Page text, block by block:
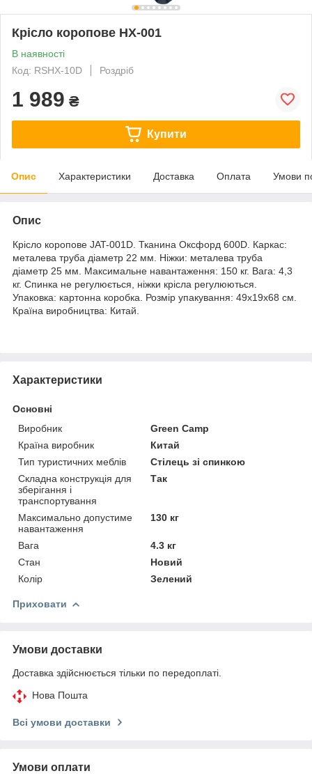
Крісло коропове HX-001
В наявності
Код: RSHX-10D
Роздріб
1 989 ₴
Купити
Опис Характеристики Доставка Оплата Умови
Опис
Крісло коропове JAT-001D. Тканина Оксфорд 600D. Каркас:
металева труба діаметр 22 мм. Ніжки: металева труба
діаметр 25 мм. Максимальне навантаження: 150 кг. Вага: 4,3
кг. Спинка не регулюється, ніжки крісла регулюються.
Упаковка: картонна коробка. Розмір упакування: 49х19х68 см.
Країна виробництва: Китай.
Характеристики
Основні
Виробник
Green Camp
Країна виробник
Китай
Тип туристичних меблів
Стілець зі спинкою
Складна конструкція для
зберігання і
транспортування
Так
Максимально допустиме
навантаження
130 кг
Вага
4.3 кг
Стан
Новий
Колір
Зелений
Приховати
Умови доставки
Доставка здійснюється тільки по передоплаті.
Нова Пошта
Всі умови доставки
Умови оплати